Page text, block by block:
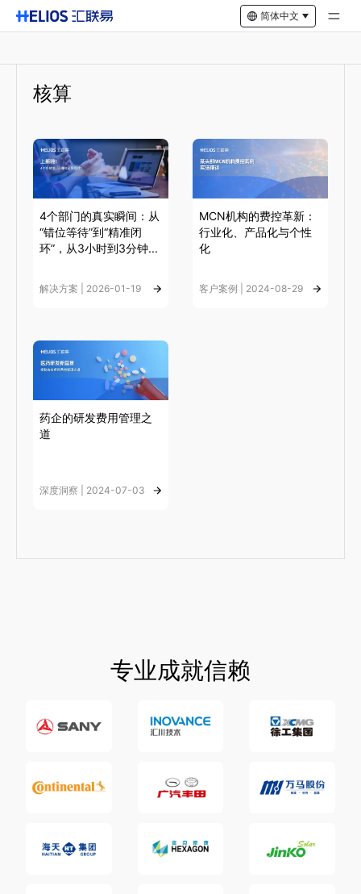
简体中文
核算
4个部门的真实瞬间：从
“错位等待”到“精准闭
环”，从3小时到3分钟...
解决方案 | 2026-01-19
MCN机构的费控革新：
行业化、产品化与个性
化
客户案例 | 2024-08-29
药企的研发费用管理之
道
深度洞察 | 2024-07-03
专业成就信赖